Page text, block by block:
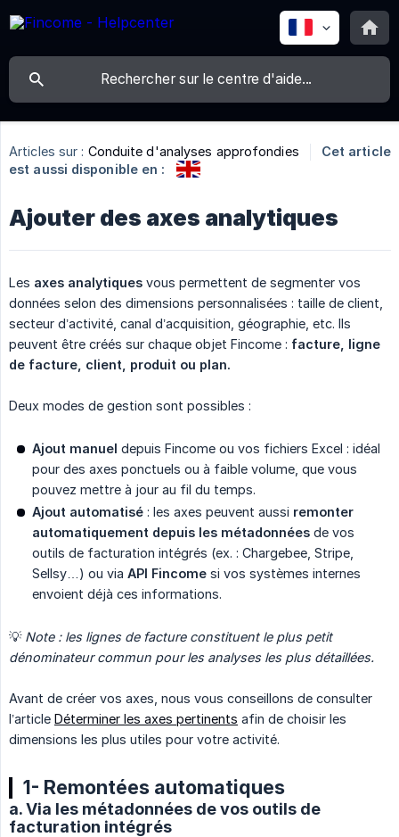
Articles sur : Conduite d'analyses approfondies
Cet article
est aussi disponible en :
Ajouter des axes analytiques
Les axes analytiques vous permettent de segmenter vos
données selon des dimensions personnalisées : taille de client,
secteur d’activité, canal d’acquisition, géographie, etc. Ils
peuvent être créés sur chaque objet Fincome : facture, ligne
de facture, client, produit ou plan.
Deux modes de gestion sont possibles :
Ajout manuel depuis Fincome ou vos fichiers Excel : idéal
pour des axes ponctuels ou à faible volume, que vous
pouvez mettre à jour au fil du temps.
Ajout automatisé : les axes peuvent aussi remonter
automatiquement depuis les métadonnées de vos
outils de facturation intégrés (ex. : Chargebee, Stripe,
Sellsy…) ou via API Fincome si vos systèmes internes
envoient déjà ces informations.
💡 Note : les lignes de facture constituent le plus petit
dénominateur commun pour les analyses les plus détaillées.
Avant de créer vos axes, nous vous conseillons de consulter
l’article Déterminer les axes pertinents afin de choisir les
dimensions les plus utiles pour votre activité.
1- Remontées automatiques
a. Via les métadonnées de vos outils de
facturation intégrés